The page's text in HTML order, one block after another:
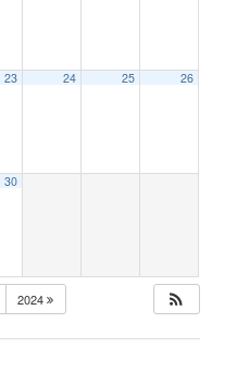
23 24 25 26
30
2024